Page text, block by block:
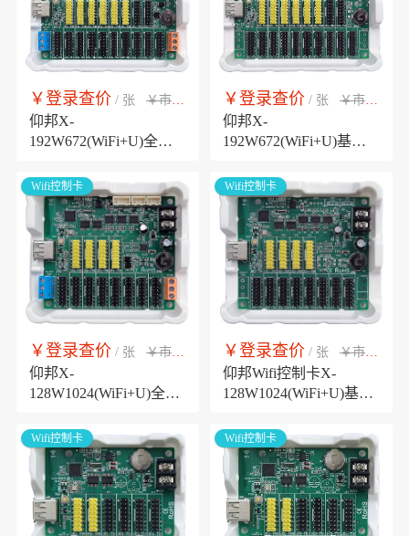
￥登录查价 / 张 ￥市场销售价
仰邦X-
192W672(WiFi+U)全功
支持温湿度、亮度，支
持各种RS485环境传感
器，支持外部开关选择
节目
￥登录查价 / 张 ￥市场销售价
仰邦X-
192W672(WiFi+U)基础
卡，支持三基色LedSuite
手机APP
￥登录查价 / 张 ￥市场销售价
仰邦X-
128W1024(WiFi+U)全功
示屏无线Wifi控制器，板
载温湿度、亮度传感
器、RS485环境传感器接
口
Wifi控制卡
￥登录查价 / 张 ￥市场销售价
仰邦Wifi控制卡X-
128W1024(WiFi+U)基础
字LED显示屏无线Wifi控
制器
Wifi控制卡
Wifi控制卡 Wifi控制卡